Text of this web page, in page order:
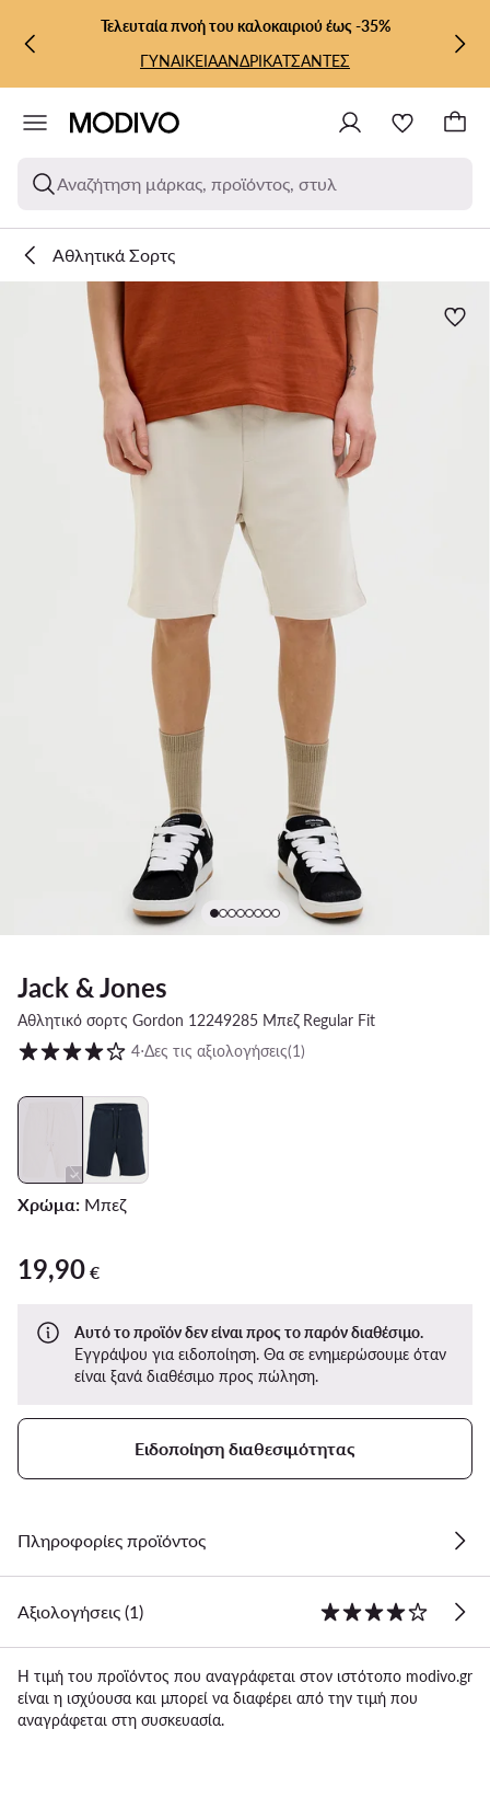
ΜΕΤΆΒΑΣΗ ΣΤΟ ΚΎΡΙΟ ΠΕΡΙΕΧΌΜΕΝΟ
ΜΕΤΆΒΑΣΗ ΣΤΗΝ ΑΝΑΖΉΤΗΣΗ
Τελευταία πνοή του καλοκαιριού έως -35%
ΓΥΝΑΙΚΕΙΑΑΝΔΡΙΚΑΤΣΑΝΤΕΣ
Αναζήτηση μάρκας, προϊόντος, στυλ
Αθλητικά Σορτς
Jack & Jones
Αθλητικό σορτς Gordon 12249285 Μπεζ Regular Fit
Βαθμολογία πελατών σε κλίμακα 1 έως 5
4⋅Δες τις αξιολογήσεις(1)
Χρώμα: Μπεζ
19,90 €
19,90 €
Αυτό το προϊόν δεν είναι προς το παρόν διαθέσιμο.
Εγγράψου για ειδοποίηση. Θα σε ενημερώσουμε όταν
είναι ξανά διαθέσιμο προς πώληση.
Ειδοποίηση διαθεσιμότητας
Πληροφορίες προϊόντος
Αξιολογήσεις (1)
Η τιμή του προϊόντος που αναγράφεται στον ιστότοπο modivo.gr
είναι η ισχύουσα και μπορεί να διαφέρει από την τιμή που
αναγράφεται στη συσκευασία.